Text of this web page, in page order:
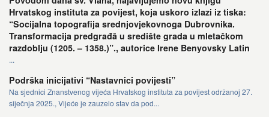
Hrvatskog instituta za povijest, koja uskoro izlazi iz tiska:
“Socijalna topografija srednjovjekovnoga Dubrovnika.
Transformacija predgrađā u središte grada u mletačkom
razdoblju (1205. – 1358.)”., autorice Irene Benyovsky Latin
...
Podrška inicijativi “Nastavnici povijesti”
Na sjednici Znanstvenog vijeća Hrvatskog instituta za povijest održanoj 27.
siječnja 2025., Vijeće je zauzelo stav da pod...